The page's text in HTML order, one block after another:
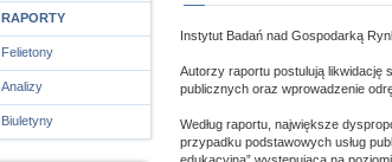
RAPORTY
Felietony
Analizy
Biuletyny
Instytut Badań nad Gospodarką
Autorzy raportu postulują likwidację
publicznych oraz wprowadzenie
Według raportu, największe
przypadku podstawowych usług